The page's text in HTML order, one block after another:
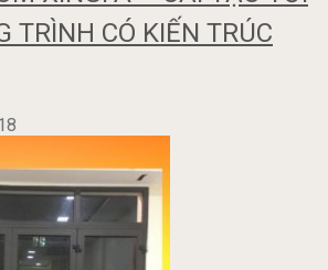
TRÌNH CÓ KIẾN TRÚC